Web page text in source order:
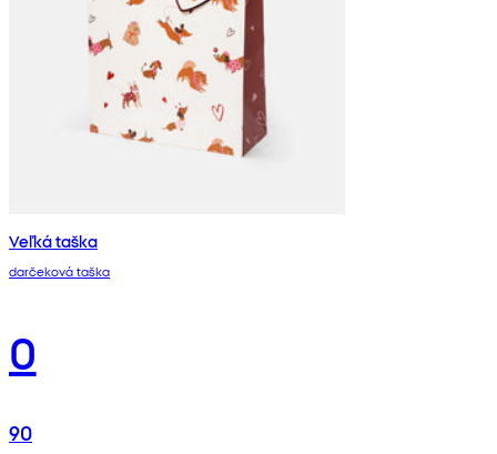
Veľká taška
darčeková taška
0
90